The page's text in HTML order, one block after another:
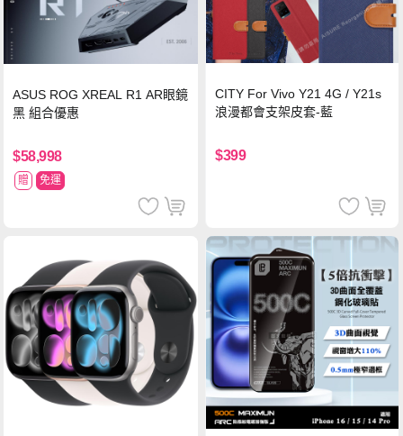
ASUS ROG XREAL R1 AR眼鏡
黑 組合優惠
$58,998
贈 免運
CITY For Vivo Y21 4G / Y21s
浪漫都會支架皮套-藍
$399